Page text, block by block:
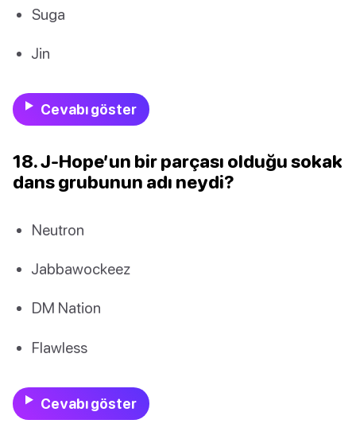
Suga
Jin
Cevabı göster
18. J-Hope’un bir parçası olduğu sokak
dans grubunun adı neydi?
Neutron
Jabbawockeez
DM Nation
Flawless
Cevabı göster